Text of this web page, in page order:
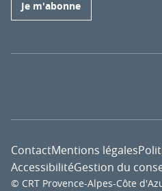
Je m'abonne
© CRT Provence-Alpes-Côte
ContactMentions légales
AccessibilitéGestion du